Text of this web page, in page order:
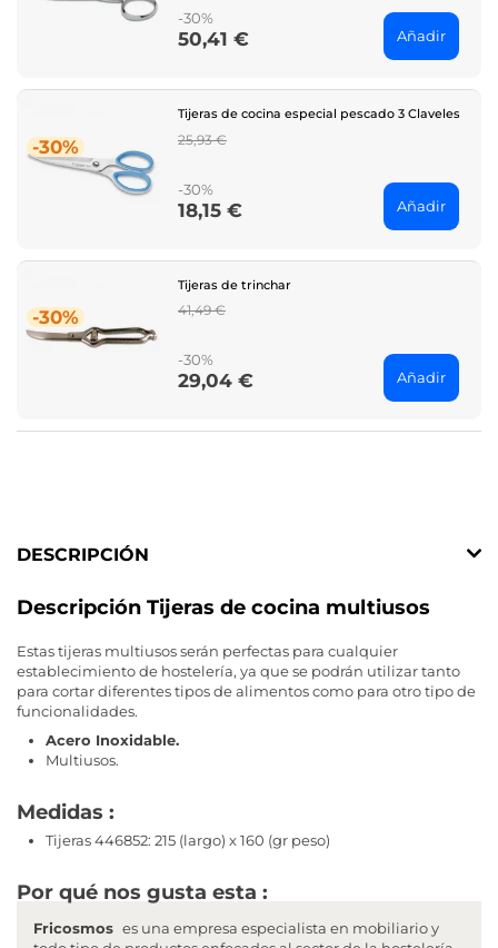
-30%
Price
50,41 € Añadir
-30%
Tijeras de cocina especial pescado 3 Claveles
Regular
25,93 €
-30%
Price
18,15 € Añadir
-30%
Tijeras de trinchar
Regular
41,49 €
-30%
Price
29,04 € Añadir
DESCRIPCIÓN
Descripción Tijeras de cocina multiusos
Estas tijeras multiusos serán perfectas para cualquier
establecimiento de hostelería, ya que se podrán utilizar tanto
para cortar diferentes tipos de alimentos como para otro tipo de
funcionalidades.
Acero Inoxidable.
Multiusos.
Medidas :
Tijeras 446852: 215 (largo) x 160 (gr peso)
Por qué nos gusta esta :
Fricosmos es una empresa especialista en mobiliario y